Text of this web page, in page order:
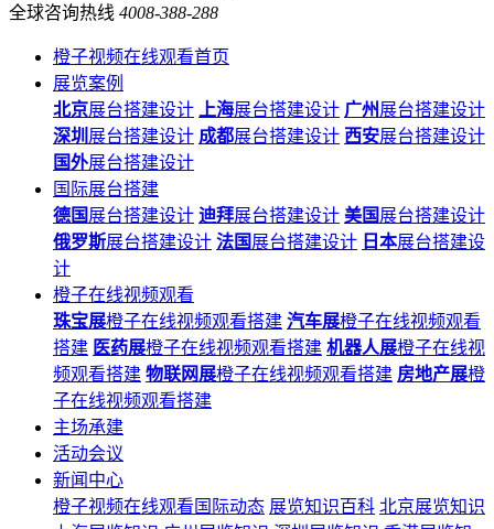
全球咨询热线 4008-388-288
橙子视频在线观看首页
展览案例
北京展台搭建设计 上海展台搭建设计 广州展台搭建设计
深圳 展台搭建设计 成都展台搭建设计 西安展台搭建设计
国外展台搭建设计
国际展台搭建
德国 展台搭建设计 迪拜展台搭建设计 美国 展台搭建设计
俄罗斯展台搭建设计 法国 展台搭建设计 日本展台搭建设
计
橙子在线视频观看
珠宝展橙子在线视频观看搭建 汽车展橙子在线视频观看
搭建 医药展橙子在线视频观看搭建 机器人展橙子在线视
频观看搭建 物联网展橙子在线视频观看搭建 房地产展橙
子在线视频观看搭建
主场承建
活动会议
新闻中心
橙子视频在线观看国际动态 展览知识百科 北京展览知识